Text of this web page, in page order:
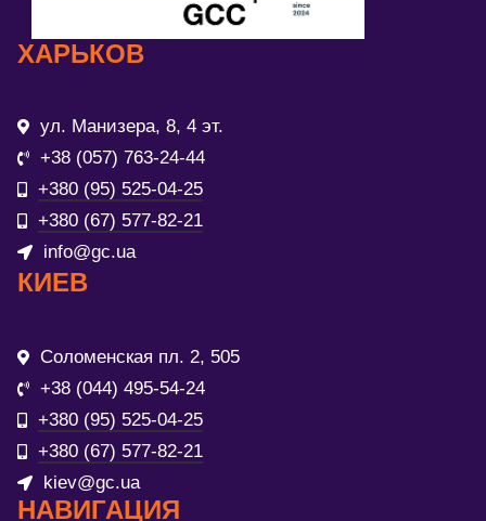
ХАРЬКОВ
ул. Манизера, 8, 4 эт.
+38 (057) 763-24-44
+380 (95) 525-04-25
+380 (67) 577-82-21
info@gc.ua
КИЕВ
Соломенская пл. 2, 505
+38 (044) 495-54-24
+380 (95) 525-04-25
+380 (67) 577-82-21
kiev@gc.ua
НАВИГАЦИЯ